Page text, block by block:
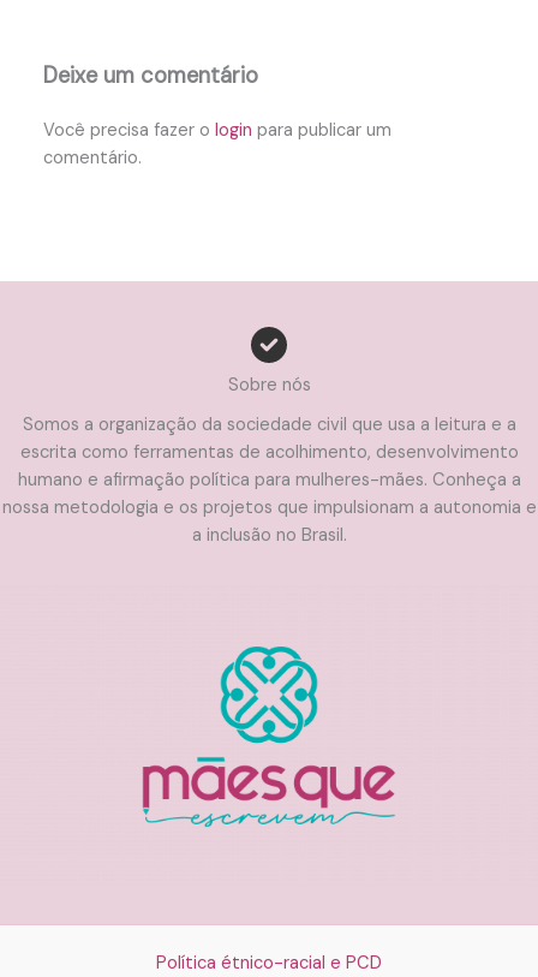
Deixe um comentário
Você precisa fazer ologin para publicar um
comentário.
Sobre nós
Somos a organização da sociedade civil que usa a leitura e a
escrita como ferramentas de acolhimento, desenvolvimento
humano e afirmação política para mulheres-mães. Conheça a
nossa metodologia e os projetos que impulsionam a autonomia e
a inclusão no Brasil.
Política étnico-racial e PCD